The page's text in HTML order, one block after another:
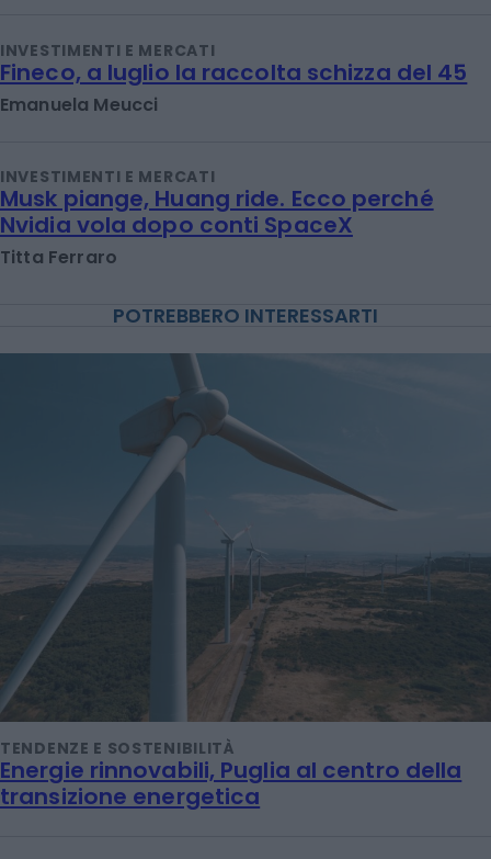
INVESTIMENTI E MERCATI
Fineco, a luglio la raccolta schizza del 45
Emanuela Meucci
INVESTIMENTI E MERCATI
Musk piange, Huang ride. Ecco perché
Nvidia vola dopo conti SpaceX
Titta Ferraro
POTREBBERO INTERESSARTI
TENDENZE E SOSTENIBILITÀ
Energie rinnovabili, Puglia al centro della
transizione energetica